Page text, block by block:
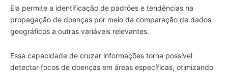
Ela permite a identificação de padrões e tendências na
propagação de doenças por meio da comparação de dados
geográficos a outras variáveis relevantes.
Essa capacidade de cruzar informações torna possível
detectar focos de doenças em áreas específicas, otimizando